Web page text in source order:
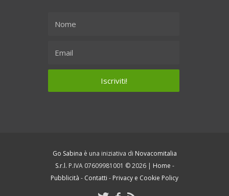
Go Sabina è una iniziativa di Novacomitalia
S.r.l. P.IVA 07609981001 © 2026 | Home -
Pubblicità - Contatti - Privacy e Cookie Policy